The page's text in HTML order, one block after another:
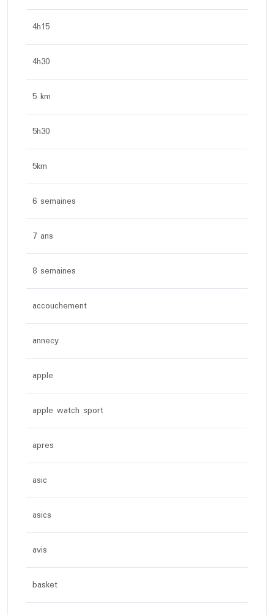
4h15
4h30
5 km
5h30
5km
6 semaines
7 ans
8 semaines
accouchement
annecy
apple
apple watch sport
apres
asic
asics
avis
basket